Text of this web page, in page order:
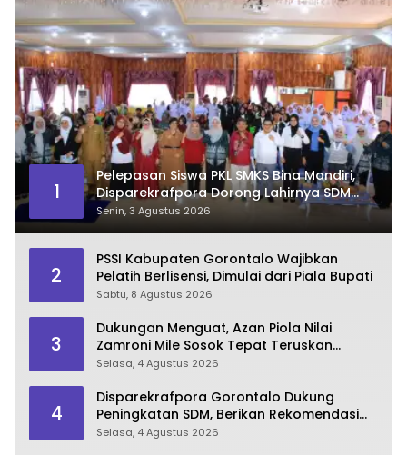
1
Pelepasan Siswa PKL SMKS Bina Mandiri,
Disparekrafpora Dorong Lahirnya SDM
Pariwisata Unggul
Senin, 3 Agustus 2026
2
PSSI Kabupaten Gorontalo Wajibkan
Pelatih Berlisensi, Dimulai dari Piala Bupati
Sabtu, 8 Agustus 2026
3
Dukungan Menguat, Azan Piola Nilai
Zamroni Mile Sosok Tepat Teruskan
Pembangunan Bone Bolango
Selasa, 4 Agustus 2026
4
Disparekrafpora Gorontalo Dukung
Peningkatan SDM, Berikan Rekomendasi
Studi S3 bagi Pegawai
Selasa, 4 Agustus 2026